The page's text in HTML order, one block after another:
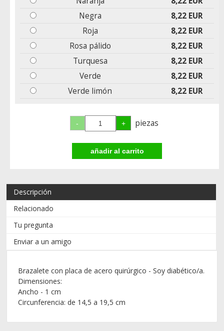
Negra
8,22 EUR
Roja
8,22 EUR
Rosa pálido
8,22 EUR
Turquesa
8,22 EUR
Verde
8,22 EUR
Verde limón
8,22 EUR
piezas
Descripción
Relacionado
Tu pregunta
Enviar a un amigo
Brazalete con placa de acero quirúrgico - Soy diabético/a.
Dimensiones:
Ancho - 1 cm
Circunferencia: de 14,5 a 19,5 cm